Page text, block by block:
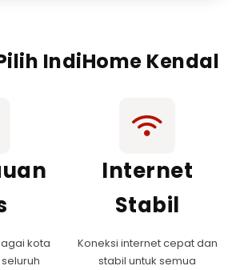
IndiHome Kendal
kota
Internet
Stabil
Koneksi internet cepat dan
stabil untuk semua